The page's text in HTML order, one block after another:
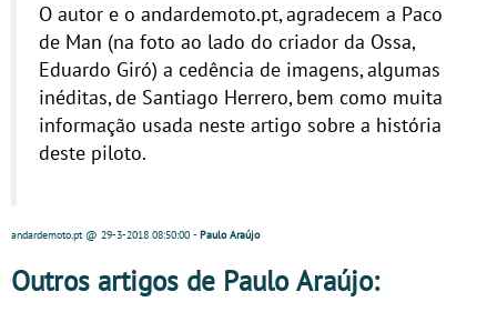
O autor e o andardemoto.pt, agradecem a Paco
de Man (na foto ao lado do criador da Ossa,
Eduardo Giró) a cedência de imagens, algumas
inéditas, de Santiago Herrero, bem como muita
informação usada neste artigo sobre a história
deste piloto.
andardemoto.pt@ 29-3-2018 08:50:00 - Paulo Araújo
Outros artigos de Paulo Araújo: